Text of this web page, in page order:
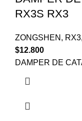
RX3S RX3
ZONGSHEN , RX3,
$12.800
DAMPER DE